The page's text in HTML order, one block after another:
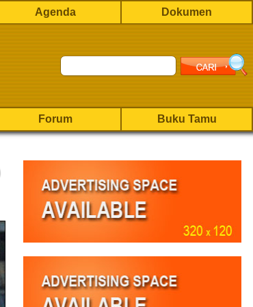
Agenda Dokumen
Forum Buku Tamu